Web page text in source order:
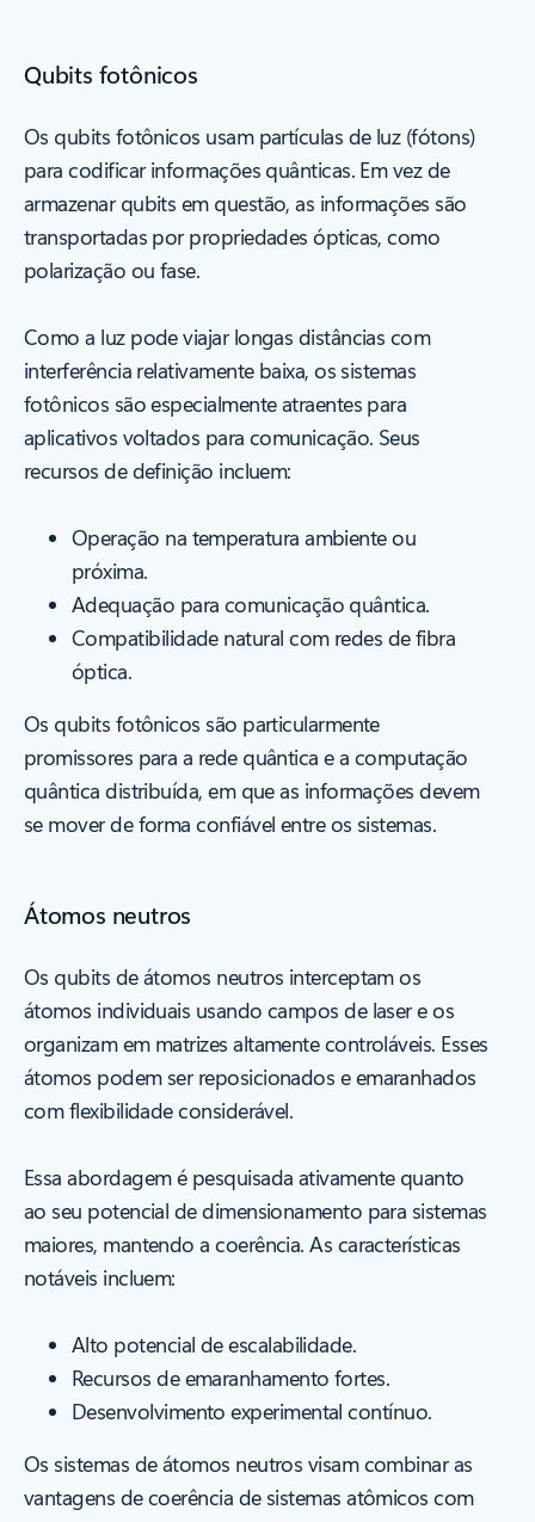
Qubits fotônicos
Os qubits fotônicos usam partículas de luz (fótons)
para codificar informações quânticas. Em vez de
armazenar qubits em questão, as informações são
transportadas por propriedades ópticas, como
polarização ou fase.
Como a luz pode viajar longas distâncias com
interferência relativamente baixa, os sistemas
fotônicos são especialmente atraentes para
aplicativos voltados para comunicação. Seus
recursos de definição incluem:
Operação na temperatura ambiente ou
próxima.
Adequação para comunicação quântica.
Compatibilidade natural com redes de fibra
óptica.
Os qubits fotônicos são particularmente
promissores para a rede quântica e a computação
quântica distribuída, em que as informações devem
se mover de forma confiável entre os sistemas.
Átomos neutros
Os qubits de átomos neutros interceptam os
átomos individuais usando campos de laser e os
organizam em matrizes altamente controláveis. Esses
átomos podem ser reposicionados e emaranhados
com flexibilidade considerável.
Essa abordagem é pesquisada ativamente quanto
ao seu potencial de dimensionamento para sistemas
maiores, mantendo a coerência. As características
notáveis incluem:
Alto potencial de escalabilidade.
Recursos de emaranhamento fortes.
Desenvolvimento experimental contínuo.
Os sistemas de átomos neutros visam combinar as
vantagens de coerência de sistemas atômicos com